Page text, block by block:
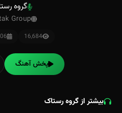
گروه
Group
16,684
پخش آهنگ
بیشتر از گروه رستاک